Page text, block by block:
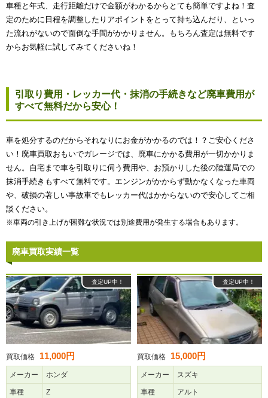
車種と年式、走行距離だけで金額がわかるからとても簡単ですよね！査
定のために日程を調整したりアポイントをとって持ち込んだり、といっ
た流れがないので面倒な手間がかかりません。もちろん査定は無料です
からお気軽に試してみてくださいね！
引取り費用・レッカー代・抹消の手続きなど廃車費用が
すべて無料だから安心！
車を処分するのだからそれなりにお金がかかるのでは！？ご安心くださ
い！廃車買取おもいでガレージでは、廃車にかかる費用が一切かかりま
せん。自宅まで車を引取りに伺う費用や、お預かりした後の陸運局での
抹消手続きもすべて無料です。エンジンがかからず動かなくなった車両
や、破損の著しい事故車でもレッカー代はかからないので安心してご相
談ください。
※車両の引き上げが困難な状況では別途費用が発生する場合もあります。
廃車買取実績一覧
査定UP中！
買取価格 11,000円
メーカー ホンダ
車種 Z
査定UP中！
買取価格 15,000円
メーカー スズキ
車種 アルト